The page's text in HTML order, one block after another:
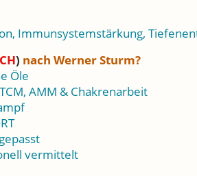
Immunsystemstärkung,
) nach Werner Sturm?
Öle
AMM & Chakrenarbeit
vermittelt